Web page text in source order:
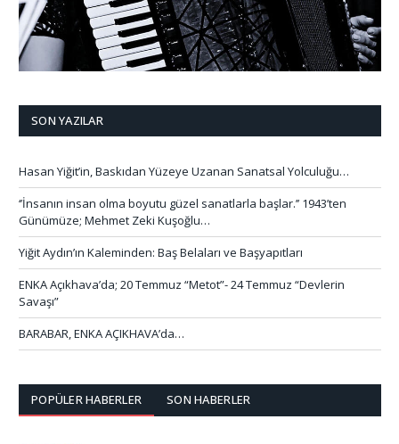
SON YAZILAR
Hasan Yiğit’in, Baskıdan Yüzeye Uzanan Sanatsal Yolculuğu…
‘’İnsanın insan olma boyutu güzel sanatlarla başlar.’’ 1943’ten
Günümüze; Mehmet Zeki Kuşoğlu…
Yiğit Aydın’ın Kaleminden: Baş Belaları ve Başyapıtları
ENKA Açıkhava’da; 20 Temmuz “Metot”- 24 Temmuz “Devlerin
Savaşı”
BARABAR, ENKA AÇIKHAVA’da…
POPÜLER HABERLER SON HABERLER